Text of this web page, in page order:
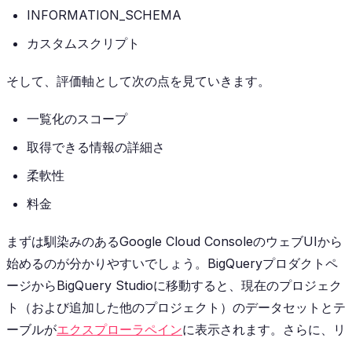
INFORMATION_SCHEMA
カスタムスクリプト
そして、評価軸として次の点を見ていきます。
一覧化のスコープ
取得できる情報の詳細さ
柔軟性
料金
まずは馴染みのあるGoogle Cloud ConsoleのウェブUIから
始めるのが分かりやすいでしょう。BigQueryプロダクトペ
ージからBigQuery Studioに移動すると、現在のプロジェク
ト（および追加した他のプロジェクト）のデータセットとテ
ーブルがエクスプローラペインに表示されます。さらに、リ